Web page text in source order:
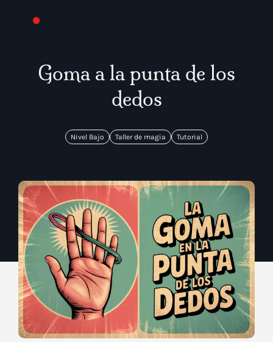
Goma a la punta de los
dedos​
Nivel Bajo Taller de magia Tutorial